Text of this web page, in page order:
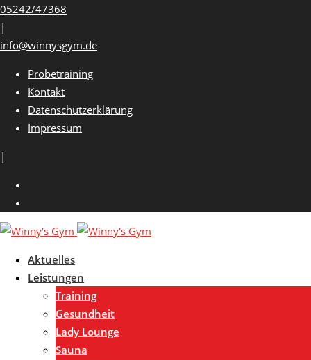
Skip
to
content
05242/47368
|
info@winnysgym.de
Probetraining
Kontakt
Datenschutzerklärung
Impressum
|
Aktuelles
Leistungen
Training
Gesundheit
Lady Lounge
Sauna